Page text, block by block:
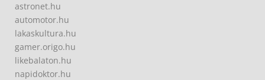
astronet.hu
automotor.hu
lakaskultura.hu
gamer.origo.hu
likebalaton.hu
napidoktor.hu